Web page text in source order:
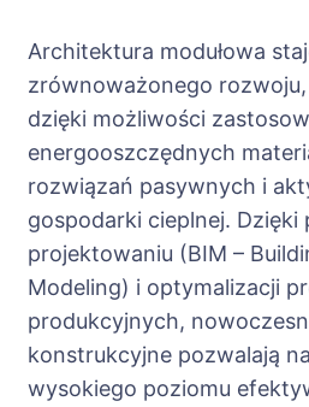
Architektura modułowa
zrównoważonego
dzięki możliwości
energooszczędnych
rozwiązań pasywnych i
gospodarki cieplnej. Dzięki
projektowaniu (BIM –
Modeling) i optymalizacji
produkcyjnych,
konstrukcyjne pozwalają
wysokiego poziomu